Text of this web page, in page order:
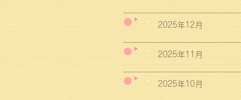
2025年12月
2025年11月
2025年10月